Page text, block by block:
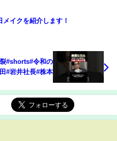
イクを紹介します！
#shorts#令和の
#岩井社長#株本